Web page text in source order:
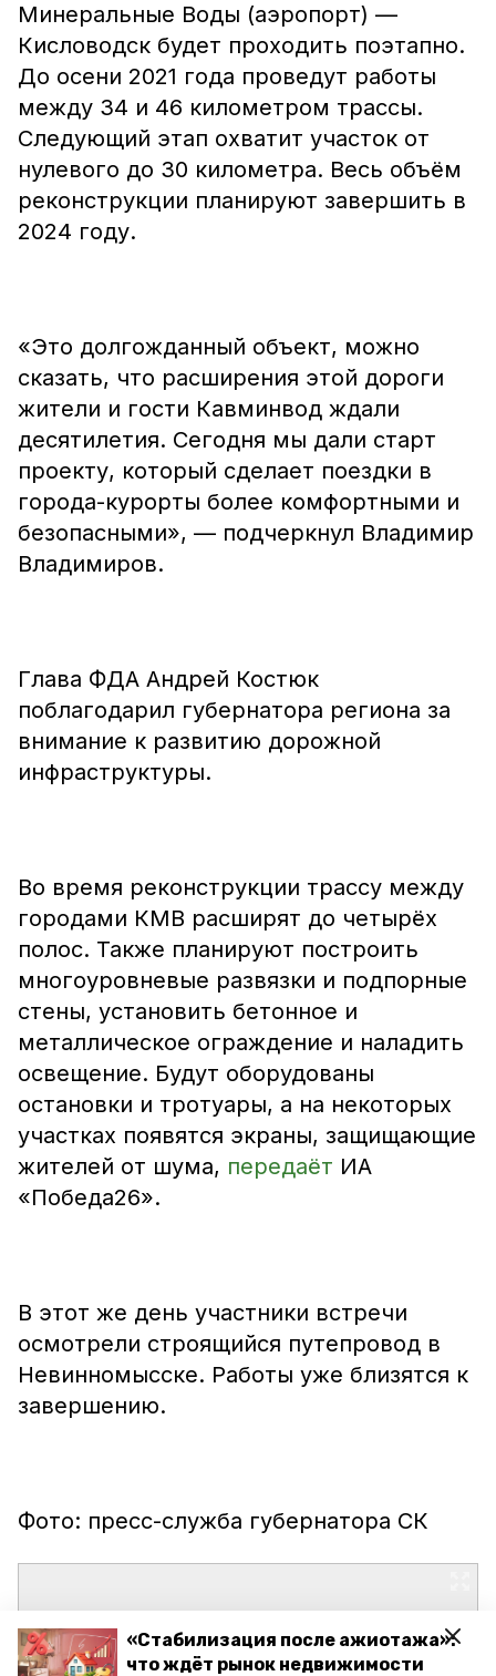
«Стабилизация после ажиотажа»:
что ждёт рынок недвижимости
Минеральные Воды (аэропорт) —
Кисловодск будет проходить поэтапно.
До осени 2021 года проведут работы
между 34 и 46 километром трассы.
Следующий этап охватит участок от
нулевого до 30 километра. Весь объём
реконструкции планируют завершить в
2024 году.
«Это долгожданный объект, можно
сказать, что расширения этой дороги
жители и гости Кавминвод ждали
десятилетия. Сегодня мы дали старт
проекту, который сделает поездки в
города-курорты более комфортными и
безопасными», — подчеркнул Владимир
Владимиров.
Глава ФДА Андрей Костюк
поблагодарил губернатора региона за
внимание к развитию дорожной
инфраструктуры.
Во время реконструкции трассу между
городами КМВ расширят до четырёх
полос. Также планируют построить
многоуровневые развязки и подпорные
стены, установить бетонное и
металлическое ограждение и наладить
освещение. Будут оборудованы
остановки и тротуары, а на некоторых
участках появятся экраны, защищающие
жителей от шума, передаёт ИА
«Победа26».
В этот же день участники встречи
осмотрели строящийся путепровод в
Невинномысске. Работы уже близятся к
завершению.
Фото: пресс-служба губернатора СК